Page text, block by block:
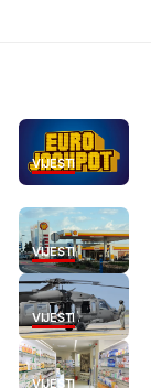
VIJESTI
VIJESTI
VIJESTI
VIJESTI